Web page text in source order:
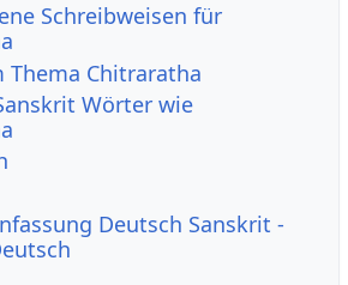
Schreibweisen für
Thema Chitraratha
Wörter wie
Deutsch Sanskrit -